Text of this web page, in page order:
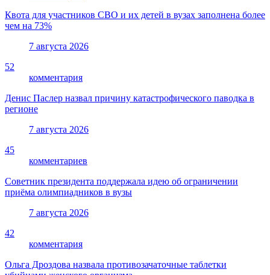
Квота для участников СВО и их детей в вузах заполнена более
чем на 73%
7 августа 2026
52
комментария
Денис Паслер назвал причину катастрофического паводка в
регионе
7 августа 2026
45
комментариев
Советник президента поддержала идею об ограничении
приёма олимпиадников в вузы
7 августа 2026
42
комментария
Ольга Дроздова назвала противозачаточные таблетки